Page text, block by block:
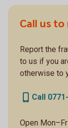
Call us
Report the
to us if you
otherwise to
Call
Open